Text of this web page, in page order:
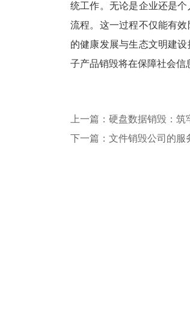
统工作。无论是企业还是
流程。这一过程不仅能有
的健康发展与生态文明建
子产品销毁将在保障社会信
上一篇：硬盘数据销毁：
下一篇：文件销毁公司的服